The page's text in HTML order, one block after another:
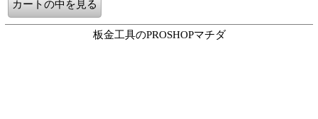
板金工具のPROSHOPマチダ